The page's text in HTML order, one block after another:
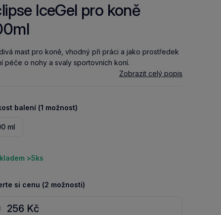
IceGel pro koně
mast pro koně, vhodný při práci a jako prostředek
péče o nohy a svaly sportovních koní.
Zobrazit celý popis
balení (1 možnost)
ml
>5ks
si cenu (2 možnosti)
256 Kč